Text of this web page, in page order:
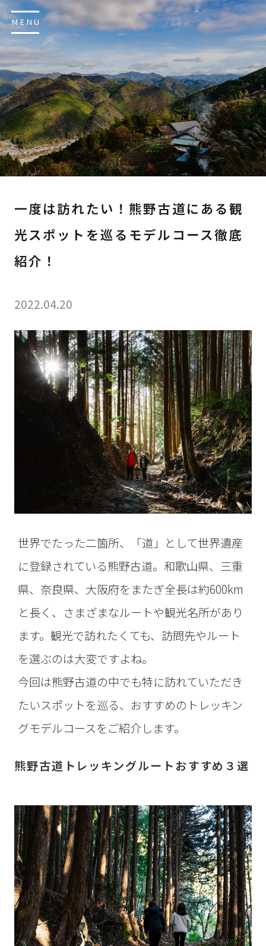
MENU
一度は訪れたい！熊野古道にある観
光スポットを巡るモデルコース徹底
紹介！
2022.04.20
世界でたった二箇所、「道」として世界遺産
に登録されている熊野古道。和歌山県、三重
県、奈良県、大阪府をまたぎ全長は約600km
と長く、さまざまなルートや観光名所があり
ます。観光で訪れたくても、訪問先やルート
を選ぶのは大変ですよね。
今回は熊野古道の中でも特に訪れていただき
たいスポットを巡る、おすすめのトレッキン
グモデルコースをご紹介します。
熊野古道トレッキングルートおすすめ３選